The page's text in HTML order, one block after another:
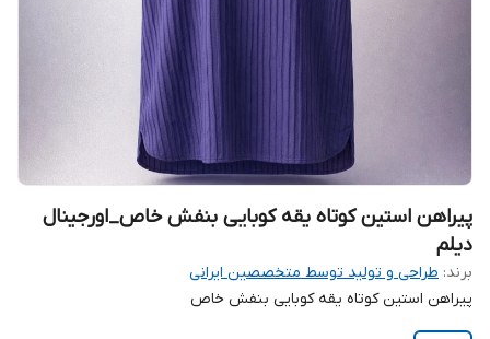
پیراهن استین کوتاه یقه کوبایی بنفش خاص_اورجینال
دیلم
برند: طراحی و تولید توسط متخصصین ایرانی
پیراهن استین کوتاه یقه کوبایی بنفش خاص